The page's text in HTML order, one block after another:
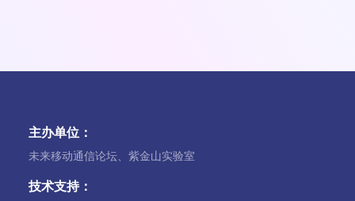
主办单位：
未来移动通信论坛、紫金山实验室
技术支持：